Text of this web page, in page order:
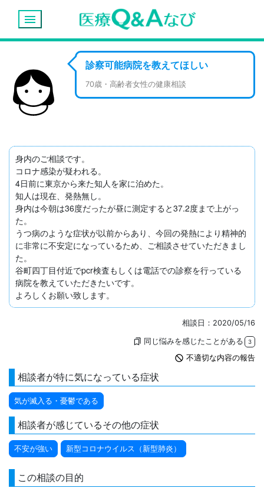
menu
診察可能病院を教えてほしい
70歳・高齢者女性の健康相談
身内のご相談です。
コロナ感染が疑われる。
4日前に東京から来た知人を家に泊めた。
知人は現在、発熱無し。
身内は今朝は36度だったが昼に測定すると37.2度まで上がっ
た。
うつ病のような症状が以前からあり、今回の発熱により精神的
に非常に不安定になっているため、ご相談させていただきまし
た。
谷町四丁目付近でpcr検査もしくは電話での診察を行っている
病院を教えていただきたいです。
よろしくお願い致します。
相談日：2020/05/16
bookmarks 同じ悩みを感じたことがある 3
not_interested 不適切な内容の報告
相談者が特に気になっている症状
気が滅入る・憂鬱である
相談者が感じているその他の症状
不安が強い 新型コロナウイルス（新型肺炎）
この相談の目的